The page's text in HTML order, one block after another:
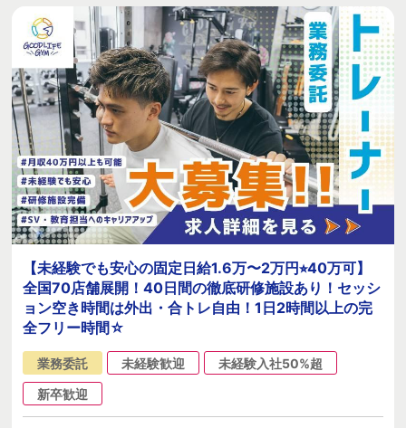
【未経験でも安心の固定日給1.6万〜2万円⭐︎40万可】
全国70店舗展開！40日間の徹底研修施設あり！セッシ
ョン空き時間は外出・合トレ自由！1日2時間以上の完
全フリー時間☆
業務委託 未経験歓迎
未経験入社50%超
新卒歓迎